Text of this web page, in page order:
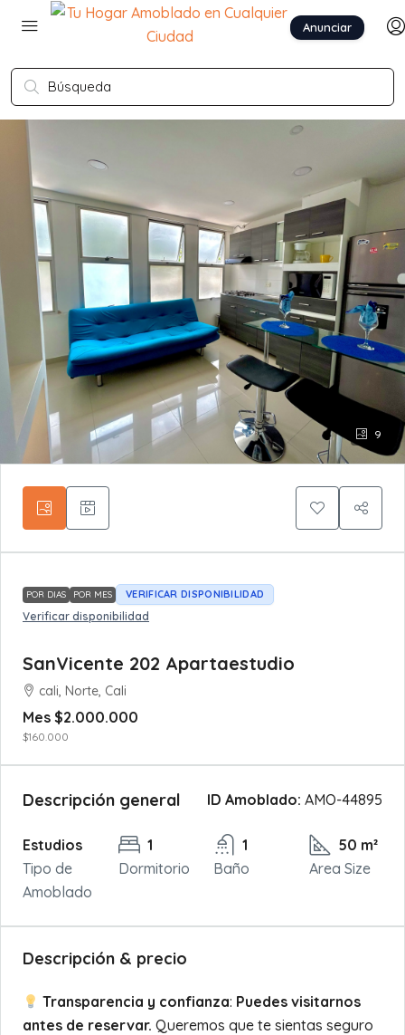
Anunciar
9
POR DIAS POR MES VERIFICAR DISPONIBILIDAD
Verificar disponibilidad
SanVicente 202 Apartaestudio
cali, Norte, Cali
Mes $2.000.000
$160.000
Descripción general ID Amoblado: AMO-44895
Estudios
Tipo de
Amoblado
1
Dormitorio
1
Baño
50 m²
Area Size
Descripción & precio
Transparencia y confianza: Puedes visitarnos
antes de reservar. Queremos que te sientas seguro